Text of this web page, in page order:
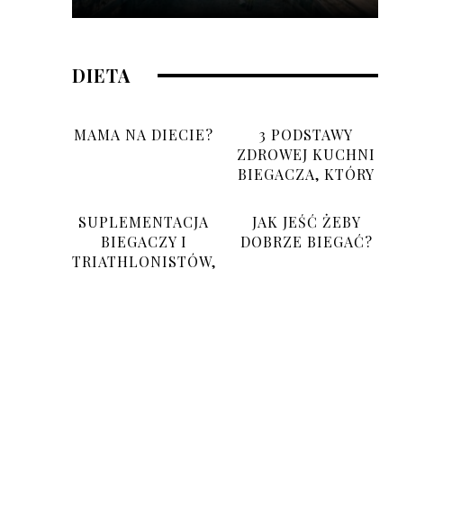
DIETA
MAMA NA DIECIE?
3 PODSTAWY
ZDROWEJ KUCHNI
BIEGACZA, KTÓRY
SUPLEMENTACJA
BIEGACZY I
TRIATHLONISTÓW,
JAK JEŚĆ ŻEBY
DOBRZE BIEGAĆ?